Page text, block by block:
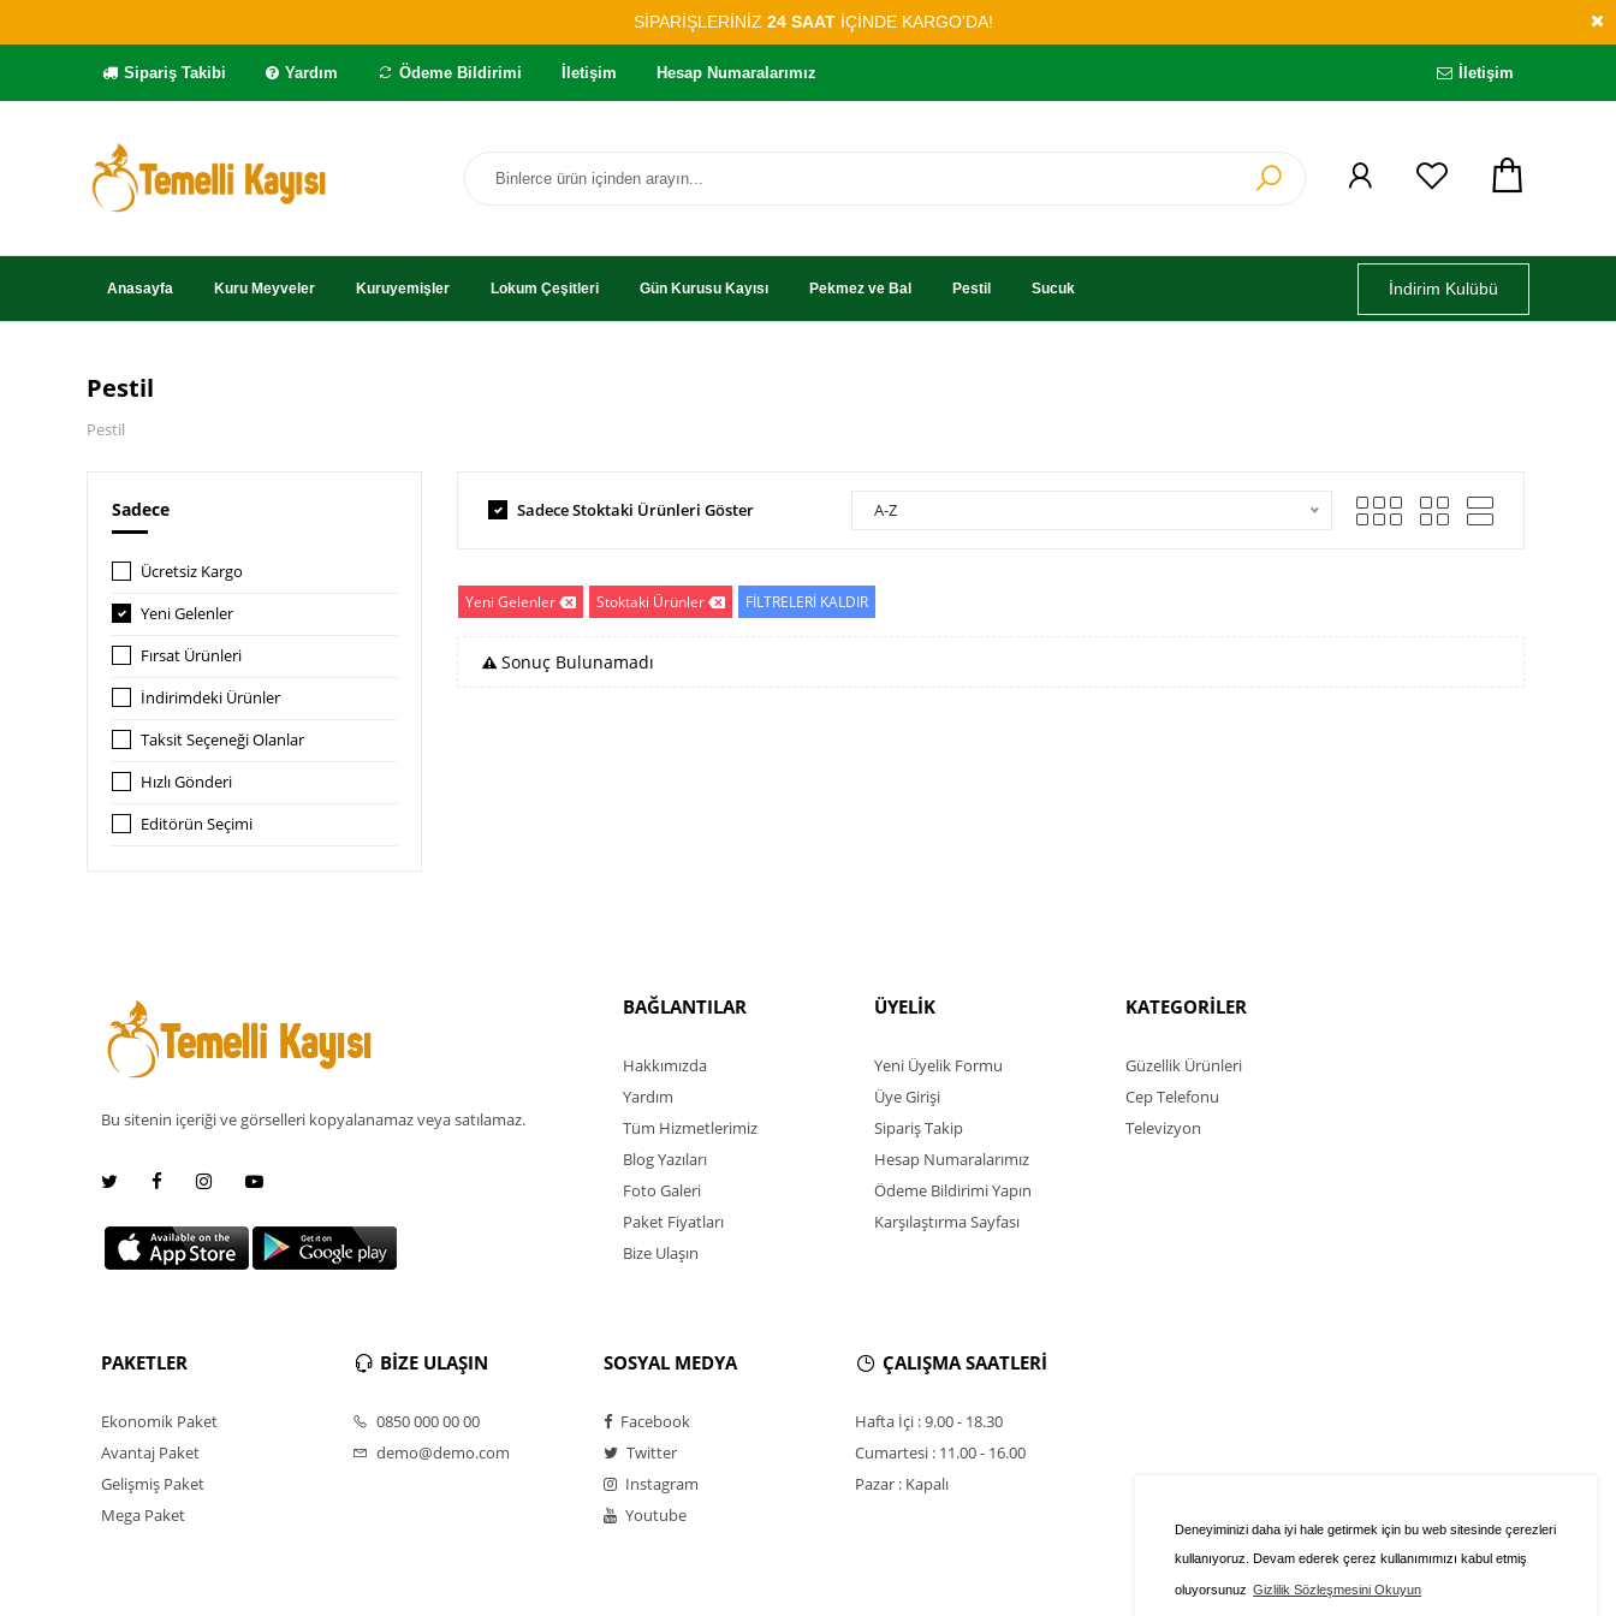
Deneyiminizi daha iyi hale getirmek için bu web sitesinde çerezleri
kullanıyoruz. Devam ederek çerez kullanımımızı kabul etmiş
oluyorsunuz Gizlilik Sözleşmesini Okuyun
SİPARİŞLERİNİZ 24 SAATİÇİNDE KARGO'DA!
Sipariş Takibi Yardım Ödeme Bildirimi İletişim Hesap Numaralarımız İletişim
Anasayfa Kuru Meyveler Kuruyemişler Lokum Çeşitleri Gün Kurusu Kayısı Pekmez ve Bal Pestil Sucuk İndirim Kulübü
Pestil
Pestil
Sadece
Ücretsiz Kargo
Yeni Gelenler
Fırsat Ürünleri
İndirimdeki Ürünler
Taksit Seçeneği Olanlar
Hızlı Gönderi
Editörün Seçimi
Sadece Stoktaki Ürünleri Göster A-Z
Yeni Gelenler Stoktaki Ürünler FİLTRELERİ KALDIR
Sonuç Bulunamadı
Bu sitenin içeriği ve görselleri kopyalanamaz veya satılamaz.
BAĞLANTILAR
Hakkımızda
Yardım
Tüm Hizmetlerimiz
Blog Yazıları
Foto Galeri
Paket Fiyatları
Bize Ulaşın
ÜYELİK
Yeni Üyelik Formu
Üye Girişi
Sipariş Takip
Hesap Numaralarımız
Ödeme Bildirimi Yapın
Karşılaştırma Sayfası
KATEGORİLER
Güzellik Ürünleri
Cep Telefonu
Televizyon
PAKETLER
Ekonomik Paket
Avantaj Paket
Gelişmiş Paket
Mega Paket
BİZE ULAŞIN
0850 000 00 00
demo@demo.com
SOSYAL MEDYA
Facebook
Twitter
Instagram
Youtube
ÇALIŞMA SAATLERİ
Hafta İçi : 9.00 - 18.30
Cumartesi : 11.00 - 16.00
Pazar : Kapalı